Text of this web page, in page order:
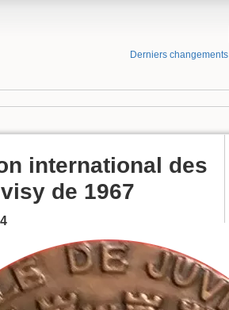
Derniers changements
international des
de 1967